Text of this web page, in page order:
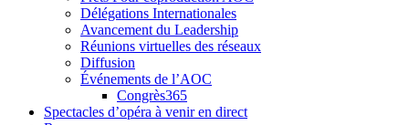
Délégations Internationales
Avancement du Leadership
Réunions virtuelles des réseaux
Diffusion
Événements de l’AOC
Congrès365
Spectacles d’opéra à venir en direct